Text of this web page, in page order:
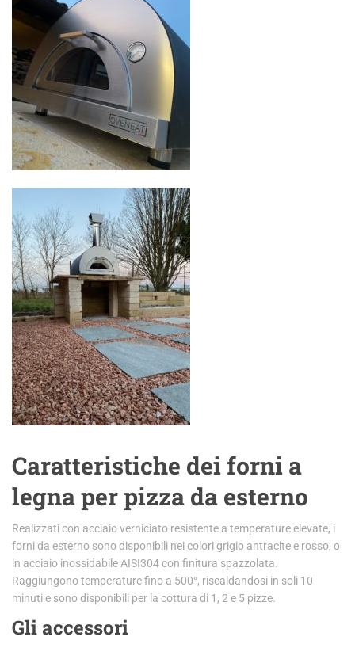
Caratteristiche dei forni a
legna per pizza da esterno
Realizzati con acciaio verniciato resistente a temperature elevate, i
forni da esterno sono disponibili nei colori grigio antracite e rosso, o
in acciaio inossidabile AISI304 con finitura spazzolata.
Raggiungono temperature fino a 500°, riscaldandosi in soli 10
minuti e sono disponibil i per la cottura di 1, 2 e 5 pizze.
Gli accessori